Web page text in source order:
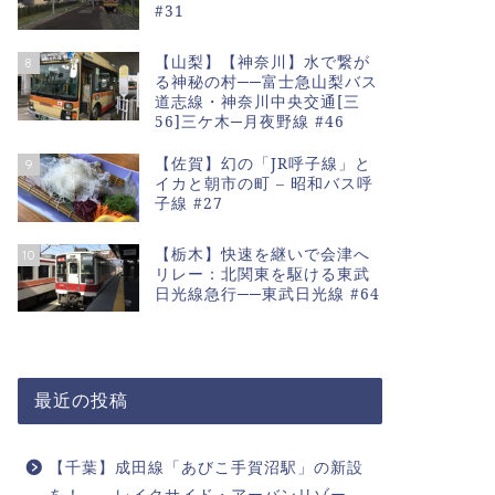
#31
8
【山梨】【神奈川】水で繋が
る神秘の村──富士急山梨バス
道志線・神奈川中央交通[三
56]三ケ木─月夜野線 #46
9
【佐賀】幻の「JR呼子線」と
イカと朝市の町 – 昭和バス呼
子線 #27
10
【栃木】快速を継いで会津へ
リレー：北関東を駆ける東武
日光線急行──東武日光線 #64
最近の投稿
【千葉】成田線「あびこ手賀沼駅」の新設